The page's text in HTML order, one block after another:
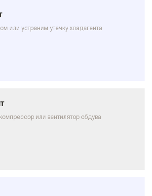
или устраним утечку хладагента
или вентилятор обдува